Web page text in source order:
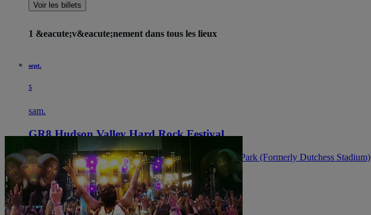
Voir les billets
1 &eacute;v&eacute;nement dans tous les lieux
sept.
5
sam.
GR8 Hudson Valley Hard Rock Festival
14:00 Wappingers Falls, NY, É.-U.Heritage Financial Park (Formerly Dutchess Stadium)
Heritage Financial Park (Formerly Dutchess Stadium)
Voir les billets